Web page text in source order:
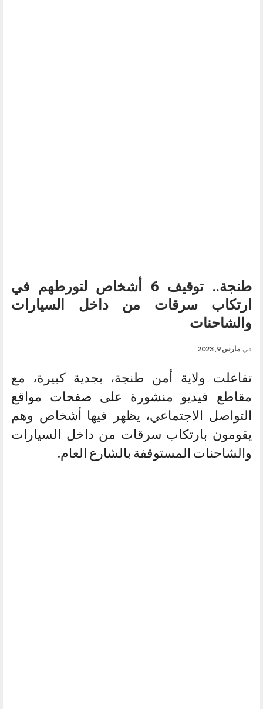
طنجة.. توقيف 6 أشخاص لتورطهم في
ارتكاب سرقات من داخل السيارات
والشاحنات
في مارس 9, 2023
تفاعلت ولاية أمن طنجة، بجدية كبيرة، مع
مقاطع فيديو منشورة على صفحات مواقع
التواصل الاجتماعي، يظهر فيها أشخاص وهم
يقومون بارتكاب سرقات من داخل السيارات
والشاحنات المستوقفة بالشارع العام.